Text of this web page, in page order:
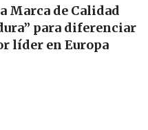
de Cáceres y
gastronómica: se
impulsar «Sabores y